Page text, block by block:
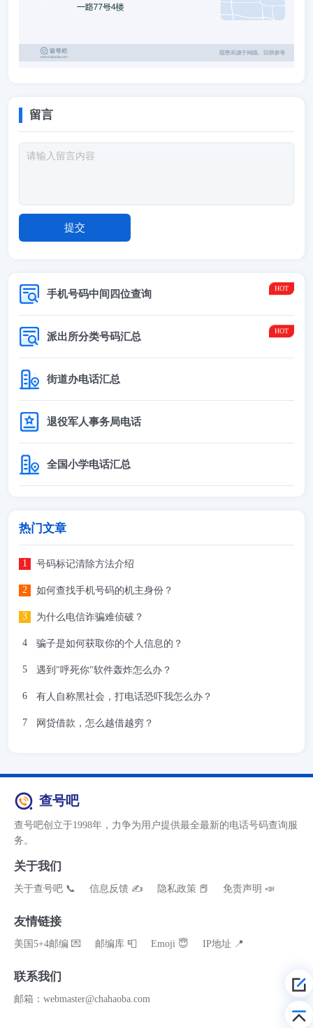
留言
手机号码中间四位查询
派出所分类号码汇总
街道办电话汇总
退役军人事务局电话
全国小学电话汇总
热门文章
号码标记清除方法介绍
如何查找手机号码的机主身份？
为什么电信诈骗难侦破？
骗子是如何获取你的个人信息的？
遇到"呼死你"软件轰炸怎么办？
有人自称黑社会，打电话恐吓我怎么办？
网贷借款，怎么越借越穷？
查号吧
查号吧创立于1998年，力争为用户提供最全最新的电话号码查询服
务。
关于我们
关于查号吧 📞 信息反馈 ✍ 隐私政策 📕 免责声明 📣
友情链接
美国5+4邮编 💌 邮编库 📮 Emoji 😇 IP地址 📍
联系我们
邮箱：webmaster@chahaoba.com